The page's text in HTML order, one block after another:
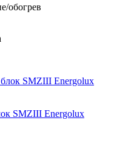
обогрев
SMZIII Energolux